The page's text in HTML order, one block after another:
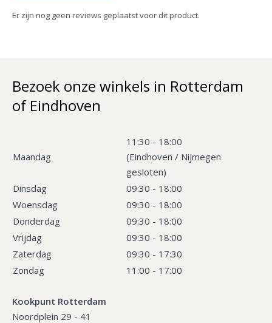
Er zijn nog geen reviews geplaatst voor dit product.
Bezoek onze winkels in Rotterdam
of Eindhoven
Maandag
11:30 - 18:00
(Eindhoven / Nijmegen
gesloten)
Dinsdag
09:30 - 18:00
Woensdag
09:30 - 18:00
Donderdag
09:30 - 18:00
Vrijdag
09:30 - 18:00
Zaterdag
09:30 - 17:30
Zondag
11:00 - 17:00
Kookpunt Rotterdam
Noordplein 29 - 41